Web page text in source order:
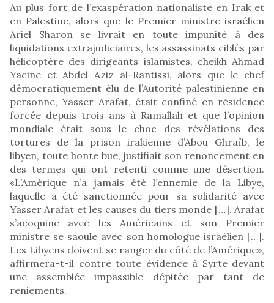
Au plus fort de l’exaspération nationaliste en Irak et
en Palestine, alors que le Premier ministre israélien
Ariel Sharon se livrait en toute impunité à des
liquidations extrajudiciaires, les assassinats ciblés par
hélicoptère des dirigeants islamistes, cheikh Ahmad
Yacine et Abdel Aziz al-Rantissi, alors que le chef
démocratiquement élu de l’Autorité palestinienne en
personne, Yasser Arafat, était confiné en résidence
forcée depuis trois ans à Ramallah et que l’opinion
mondiale était sous le choc des révélations des
tortures de la prison irakienne d’Abou Ghraïb, le
libyen, toute honte bue, justifiait son renoncement en
des termes qui ont retenti comme une désertion.
«L’Amérique n’a jamais été l’ennemie de la Libye,
laquelle a été sanctionnée pour sa solidarité avec
Yasser Arafat et les causes du tiers monde […]. Arafat
s’acoquine avec les Américains et son Premier
ministre se saoule avec son homologue israélien […].
Les Libyens doivent se ranger du côté de l’Amérique»,
affirmera-t-il contre toute évidence à Syrte devant
une assemblée impassible dépitée par tant de
reniements.